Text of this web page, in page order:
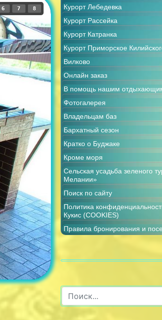
6 7 8
Курорт Лебедевка
Курорт Рассейка
Курорт Катранка
Курорт Приморское
Вилково
Онлайн заказ
В помощь нашим
Фотогалерея
Владельцам баз
Бархатный сезон
Кратко о Буджаке
Кроме моря
Сельская усадьба зеленого
Мелании»
Поиск по сайту
Политика
Кукис (COOKIES)
Правила бронирования и